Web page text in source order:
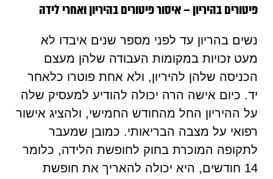
פיטורים בהיריון – איסור פיטורים בהיריון ואחרי לידה
נשים בהריון עד לפני מספר שנים איבדו לא
מעט זכויות במקומות העבודה שלהן מעצם
הכניסה שלהן להיריון, ולא אחת פוטרו כלאחר
יד. כיום אישה הרה יכולה להודיע למעסיק שלה
על ההיריון החל מהחודש החמישי, ולהציג אישור
רפואי על מצבה הבריאותי. כמובן שמעבר
לתקופה המוכרת בחוק לחופשת הלידה, כלומר
14 חודשים, היא יכולה להאריך את חופשת